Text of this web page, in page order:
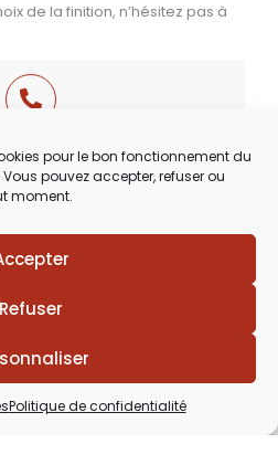
pour le bon fonctionnement du
pouvez accepter, refuser ou
moment.
Refuser
Politique de confidentialité
de la finition, n’hésitez pas à
60 49 17
au Samedi